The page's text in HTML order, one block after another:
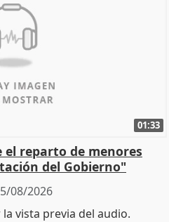
01:33
reparto de menores
del Gobierno"
08/2026